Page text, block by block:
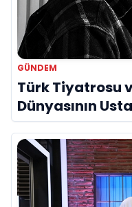
GÜNDEM
Türk Tiyatrosu
Dünyasının
Hayatını